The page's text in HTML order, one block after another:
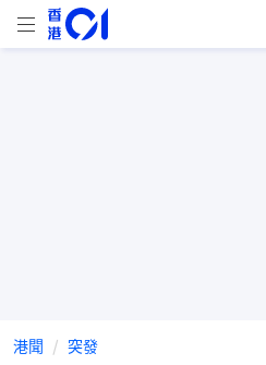
港聞 突發